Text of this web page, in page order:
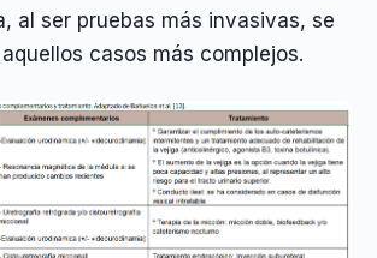
al ser pruebas más invasivas, se
casos más complejos.